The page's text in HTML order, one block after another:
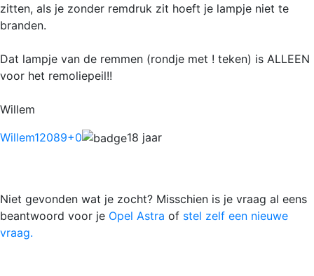
zitten, als je zonder remdruk zit hoeft je lampje niet te
branden.
Dat lampje van de remmen (rondje met ! teken) is ALLEEN
voor het remoliepeil!!
Willem
Willem12089+0 18 jaar
Niet gevonden wat je zocht? Misschien is je vraag al eens
beantwoord voor je Opel Astra of stel zelf een nieuwe
vraag.